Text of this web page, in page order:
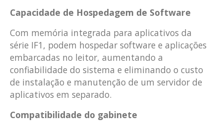
Capacidade de Hospedagem de Software
Com memória integrada para aplicativos da
série IF1, podem hospedar software e aplicações
embarcadas no leitor, aumentando a
confiabilidade do sistema e eliminando o custo
de instalação e manutenção de um servidor de
aplicativos em separado.
Compatibilidade do gabinete